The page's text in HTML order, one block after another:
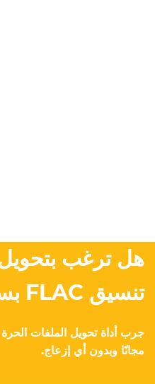
تنسيق FLAC بسرعة؟
جرب أداة تحويل الملفات الحرة
مجانًا وبدون أي إزعاج.